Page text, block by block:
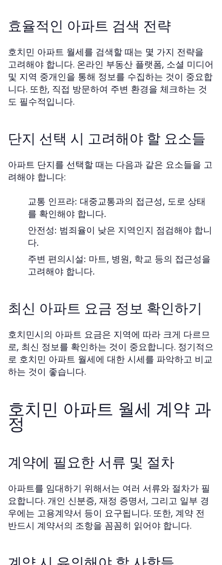
효율적인 아파트 검색 전략
호치민 아파트 월세를 검색할 때는 몇 가지 전략을
고려해야 합니다. 온라인 부동산 플랫폼, 소셜 미디어
및 지역 중개인을 통해 정보를 수집하는 것이 중요합
니다. 또한, 직접 방문하여 주변 환경을 체크하는 것
도 필수적입니다.
단지 선택 시 고려해야 할 요소들
아파트 단지를 선택할 때는 다음과 같은 요소들을 고
려해야 합니다:
교통 인프라: 대중교통과의 접근성, 도로 상태
를 확인해야 합니다.
안전성: 범죄율이 낮은 지역인지 점검해야 합니
다.
주변 편의시설: 마트, 병원, 학교 등의 접근성을
고려해야 합니다.
최신 아파트 요금 정보 확인하기
호치민시의 아파트 요금은 지역에 따라 크게 다르므
로, 최신 정보를 확인하는 것이 중요합니다. 정기적으
로 호치민 아파트 월세에 대한 시세를 파악하고 비교
하는 것이 좋습니다.
호치민 아파트 월세 계약 과
정
계약에 필요한 서류 및 절차
아파트를 임대하기 위해서는 여러 서류와 절차가 필
요합니다. 개인 신분증, 재정 증명서, 그리고 일부 경
우에는 고용계약서 등이 요구됩니다. 또한, 계약 전
반드시 계약서의 조항을 꼼꼼히 읽어야 합니다.